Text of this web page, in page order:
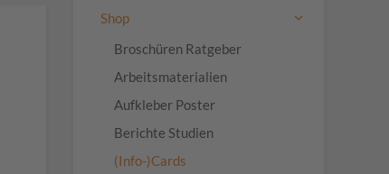
Shop
Broschüren Ratgeber
Arbeitsmaterialien
Aufkleber Poster
Berichte Studien
(Info-)Cards